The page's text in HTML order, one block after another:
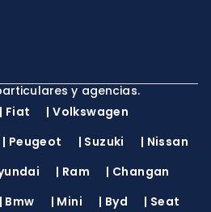
y agencias.
| Fiat |Volkswagen
| Peugeot | Suzuki | Nissan
| Ram | Changan
| Bmw | Mini | Byd | Seat